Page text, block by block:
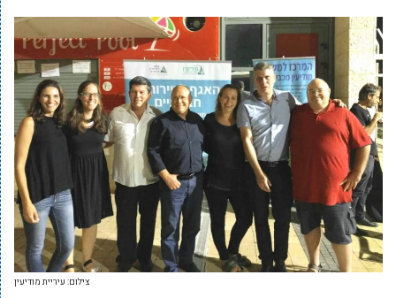
צילום: עיריית מודיעין